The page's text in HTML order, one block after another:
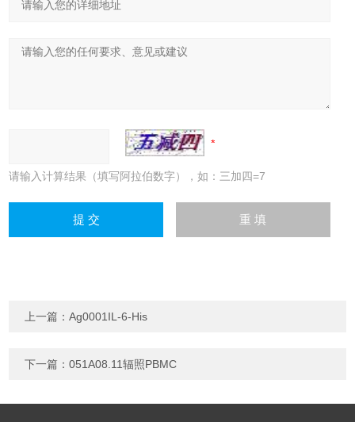
请输入计算结果（填写阿拉伯数字），如：三加四=7
上一篇：Ag0001IL-6-His
下一篇：051A08.11辐照PBMC